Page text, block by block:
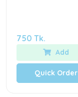
750 Tk.
Add
Quick Order